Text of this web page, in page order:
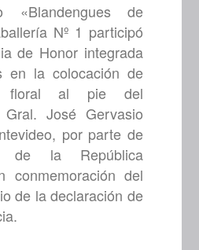
«Blandengues de
Nº 1 participó
de Honor integrada
en la colocación de
floral al pie del
José Gervasio
por parte de
de la República
conmemoración del
de la declaración de